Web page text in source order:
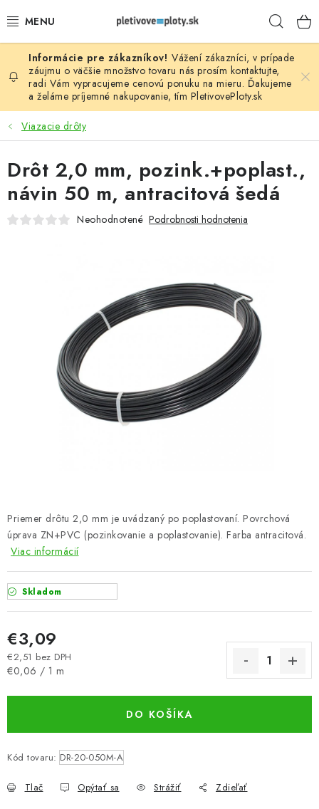
na
PLOTOVÉ PANELY
PLETIVO
STĹPIKY
PODHRABOVÉ DOSKY
VYVÝŠENÉ ZÁHONY
KOMPOSTÉRY
BETÓNOVÉ PLOTY
Vážení zákazníci, v prípade
záujmu o väčšie množstvo tovaru nás prosím kontaktujte,
radi Vám vypracujeme cenovú ponuku na mieru. Ďakujeme
a želáme príjemné nakupovanie, tím PletivovePloty.sk
Viazacie drôty
Priemer drôtu 2,0 mm je uvádzaný po poplastovaní. Povrchová
úprava ZN+PVC (pozinkovanie a poplastovanie). Farba antracitová.
Viac informácií
Skladom
€3,09
€2,51 bez DPH
Jednotková cena:
€0,06 / 1 m
DO KOŠÍKA
Kód tovaru: DR-20-050M-A
Tlač Opýtať sa Strážiť Zdieľať
Drôt 2,0 mm, pozink.+poplast.,
návin 50 m, antracitová šedá
Neohodnotené Podrobnosti hodnotenia